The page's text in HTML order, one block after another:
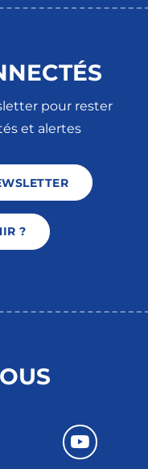
pour rester
et alertes
?